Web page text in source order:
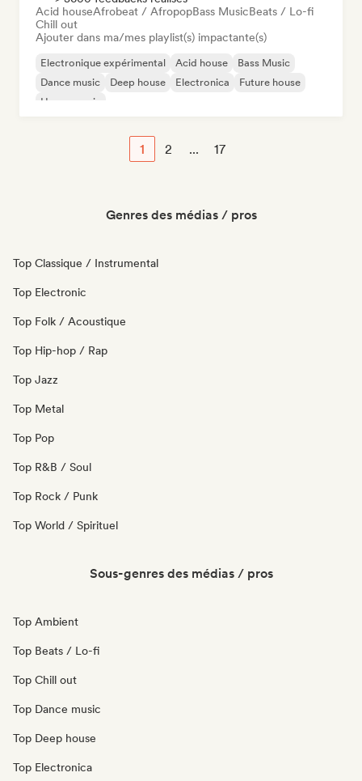
Acid houseAfrobeat / AfropopBass MusicBeats / Lo-fi
Chill out
Ajouter dans ma/mes playlist(s) impactante(s)
Electronique expérimental Acid house
Bass Music
Dance music
Deep house Electronica
Future house
House music
1 2 ... 17
Genres des médias / pros
Top Classique / Instrumental
Top Electronic
Top Folk / Acoustique
Top Hip-hop / Rap
Top Jazz
Top Metal
Top Pop
Top R&B / Soul
Top Rock / Punk
Top World / Spirituel
Sous-genres des médias / pros
Top Ambient
Top Beats / Lo-fi
Top Chill out
Top Dance music
Top Deep house
Top Electronica